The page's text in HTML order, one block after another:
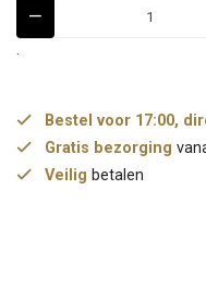
.
Bestel voor 17:00,
Gratis bezorging
Veilig betalen